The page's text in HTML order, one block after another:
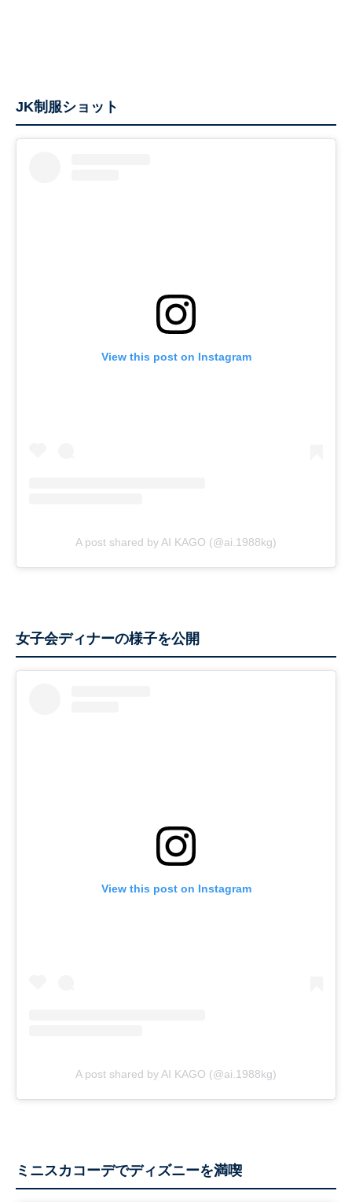
JK制服ショット
View this post on Instagram
A post shared by AI KAGO (@ai.1988kg)
女子会ディナーの様子を公開
View this post on Instagram
A post shared by AI KAGO (@ai.1988kg)
ミニスカコーデでディズニーを満喫